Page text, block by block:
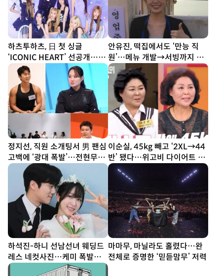
하츠투하츠, 日 첫 싱글
‘ICONIC HEART’ 선공개…짜
릿한 설렘 담았다
안유진, 떡집에서도 ‘만능 직
원’…메뉴 개발→서빙까지 똑
부러지네 (우주떡집)
정지선, 직원 소개팅서 男 팬심
고백에 ‘광대 폭발’…전현무
“집에 좀 가!” (사당귀)
이순실, 45kg 빼고 ‘2XL→44
반’ 됐다…위고비 다이어트 결
과
하석진-하니 선남선녀 웨딩드
레스 네컷사진…케미 폭발
[DA★]
마마무, 마닐라도 홀렸다…완
전체로 증명한 ‘믿듣맘무’ 저력